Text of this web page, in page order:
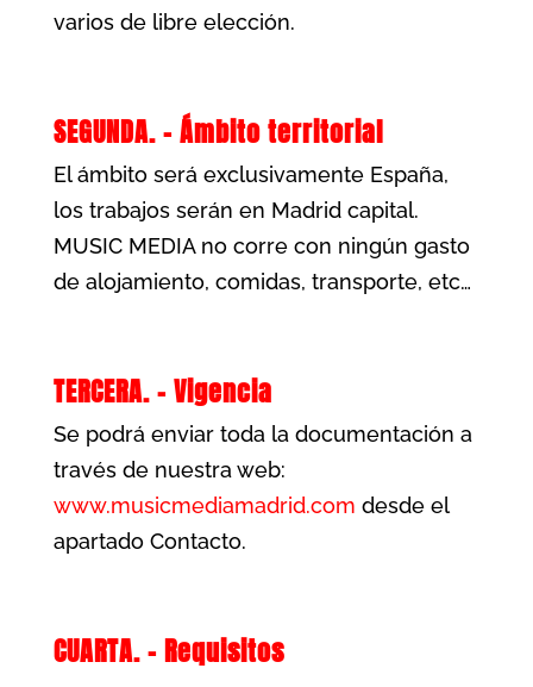
varios de libre elección.
SEGUNDA. – Ámbito territorial
El ámbito será exclusivamente España,
los trabajos serán en Madrid capital.
MUSIC MEDIA no corre con ningún gasto
de alojamiento, comidas, transporte, etc…
TERCERA. – Vigencia
Se podrá enviar toda la documentación a
través de nuestra web:
www.musicmediamadrid.com desde el
apartado Contacto.
CUARTA. – Requisitos